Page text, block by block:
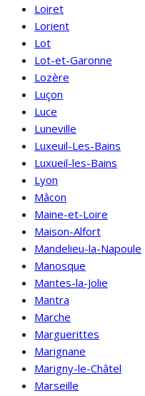
Loiret
Lorient
Lot
Lot-et-Garonne
Lozère
Luçon
Luce
Luneville
Luxeuil-Les-Bains
Luxueil-les-Bains
Lyon
Mâcon
Maine-et-Loire
Maison-Alfort
Mandelieu-la-Napoule
Manosque
Mantes-la-Jolie
Mantra
Marche
Marguerittes
Marignane
Marigny-le-Châtel
Marseille